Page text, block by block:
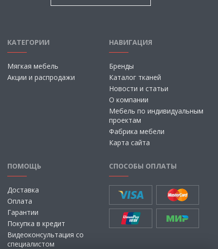
КАТЕГОРИИ
Мягкая мебель
Акции и распродажи
НАВИГАЦИЯ
Бренды
Каталог тканей
Новости и статьи
О компании
Мебель по индивидуальным
проектам
Фабрика мебели
Карта сайта
ПОМОЩЬ
Доставка
Оплата
Гарантии
Покупка в кредит
Видеоконсультация со
специалистом
СПОСОБЫ ОПЛАТЫ